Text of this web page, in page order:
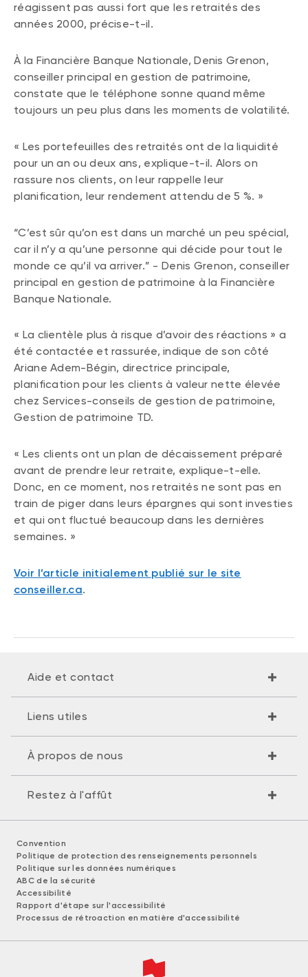
réagissent pas aussi fort que les retraités des
années 2000, précise-t-il.
À la Financière Banque Nationale, Denis Grenon,
conseiller principal en gestion de patrimoine,
constate que le téléphone sonne quand même
toujours un peu plus dans les moments de volatilité.
« Les portefeuilles des retraités ont de la liquidité
pour un an ou deux ans, explique-t-il. Alors on
rassure nos clients, on leur rappelle leur
planification, leur rendement attendu de 5 %. »
“C’est sûr qu’on est dans un marché un peu spécial,
car il n’y a qu’une personne qui décide pour tout le
monde ce qu’il va arriver.” - Denis Grenon, conseiller
principal en gestion de patrimoine à la Financière
Banque Nationale.
« La clientèle plus à risque d’avoir des réactions » a
été contactée et rassurée, indique de son côté
Ariane Adem-Bégin, directrice principale,
planification pour les clients à valeur nette élevée
chez Services-conseils de gestion de patrimoine,
Gestion de patrimoine TD.
« Les clients ont un plan de décaissement préparé
avant de prendre leur retraite, explique-t-elle.
Donc, en ce moment, nos retraités ne sont pas en
train de piger dans leurs épargnes qui sont investies
et qui ont fluctué beaucoup dans les dernières
semaines. »
Voir l’article initialement publié sur le site
conseiller.ca.
Aide et contact
Liens utiles
À propos de nous
Restez à l'affût
Convention
Politique de protection des renseignements personnels
Politique sur les données numériques
ABC de la sécurité
Accessibilité
Rapport d'étape sur l'accessibilité
Processus de rétroaction en matière d'accessibilité